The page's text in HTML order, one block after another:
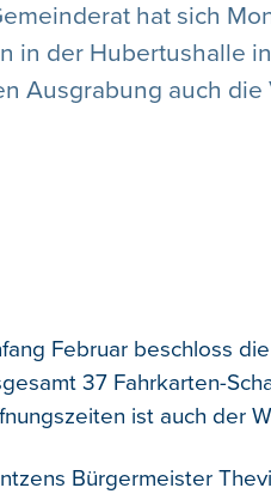
hat sich
in der Hubertushalle
Ausgrabung auch
Februar beschloss
37 Fahrkarten-
ist auch der
Bürgermeister